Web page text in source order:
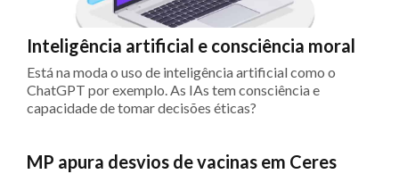
Inteligência artificial e consciência moral
Está na moda o uso de inteligência artificial como o
ChatGPT por exemplo. As IAs tem consciência e
capacidade de tomar decisões éticas?
MP apura desvios de vacinas em Ceres